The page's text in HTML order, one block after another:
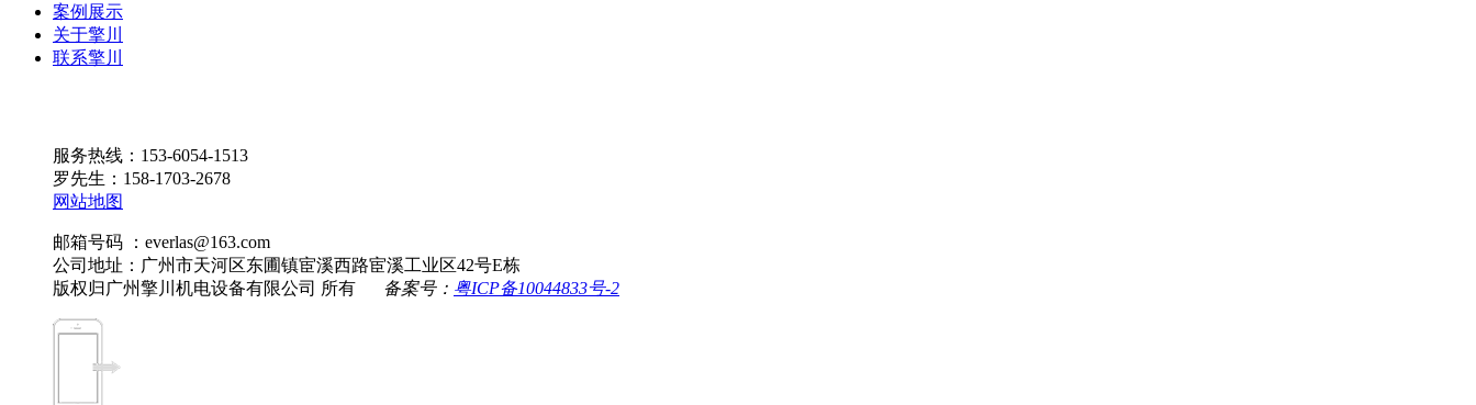
案例展示
关于擎川
联系擎川
服务热线：153-6054-1513
罗先生：158-1703-2678
网站地图
邮箱号码 ：everlas@163.com
公司地址：广州市天河区东圃镇宦溪西路宦溪工业区42号E栋
版权归广州擎川机电设备有限公司 所有
备案号： 粤ICP备10044833号-2